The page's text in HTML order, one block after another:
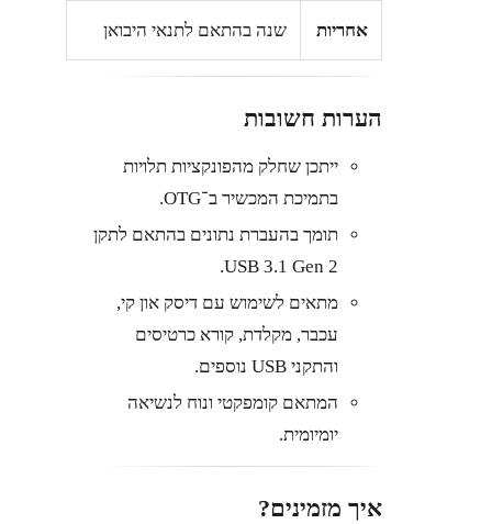
אחריות שנה בהתאם לתנאי היבואן
הערות חשובות
ייתכן שחלק מהפונקציות תלויות
בתמיכת המכשיר ב־OTG.
תומך בהעברת נתונים בהתאם לתקן
USB 3.1 Gen 2.
מתאים לשימוש עם דיסק און קי,
עכבר, מקלדת, קורא כרטיסים
והתקני USB נוספים.
המתאם קומפקטי ונוח לנשיאה
יומיומית.
איך מזמינים?